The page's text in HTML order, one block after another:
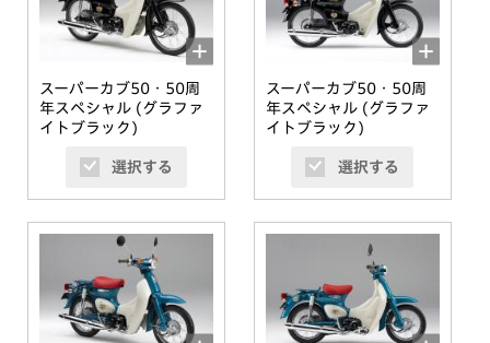
スーパーカブ50・50周
年スペシャル (グラファ
イトブラック)
選択する
スーパーカブ50・50周
年スペシャル (グラファ
イトブラック)
選択する